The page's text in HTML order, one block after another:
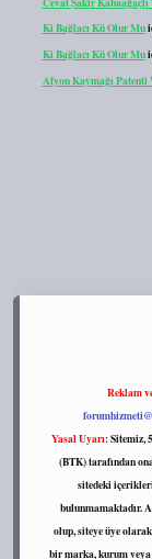
Ki Bağlacı Kü Olur Mu
Ki Bağlacı Kü Olur Mu
Afyon Kaymağı Patenti
Reklam
Yasal Uyarı:Sitemiz,
(BTK) tarafından
sitedeki
bulunmamaktadır.
olup, siteye üye
bir marka, kurum veya